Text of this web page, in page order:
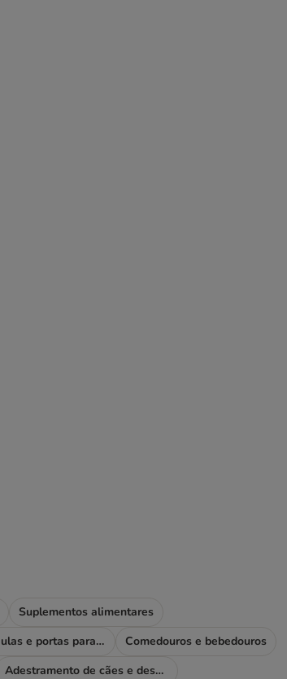
Suplementos alimentares
Casotas, jaulas e portas para cães
Comedouros e bebedouros
Adestramento de cães e desporto